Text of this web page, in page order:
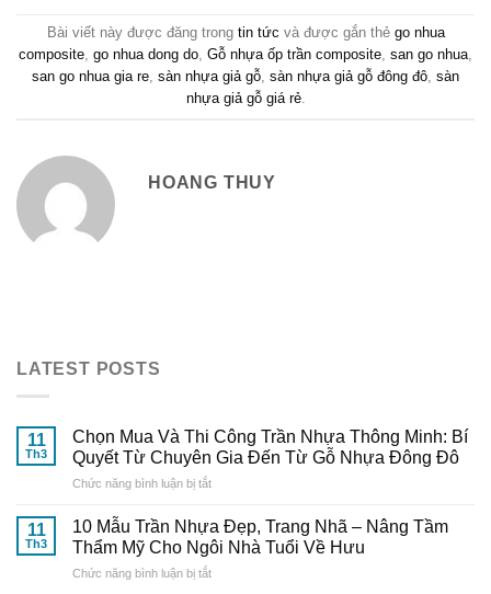
Bài viết này được đăng trong tin tức và được gắn thẻ go nhua
composite, go nhua dong do, Gỗ nhựa ốp trần composite, san go nhua,
san go nhua gia re, sàn nhựa giả gỗ, sàn nhựa giả gỗ đông đô, sàn
nhựa giả gỗ giá rẻ.
HOANG THUY
LATEST POSTS
11
Th3
Chọn Mua Và Thi Công Trần Nhựa Thông Minh: Bí
Quyết Từ Chuyên Gia Đến Từ Gỗ Nhựa Đông Đô
Chức năng bình luận bị tắtở
Mua
Và
Thi
Công
11
Th3
10 Mẫu Trần Nhựa Đẹp, Trang Nhã – Nâng Tầm
Thẩm Mỹ Cho Ngôi Nhà Tuổi Về Hưu
Chức năng bình luận bị tắtở